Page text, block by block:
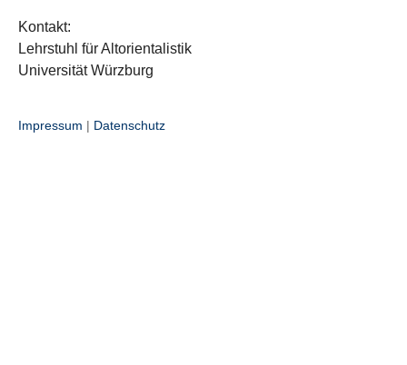
Kontakt:
Lehrstuhl für Altorientalistik
Universität Würzburg
Impressum | Datenschutz